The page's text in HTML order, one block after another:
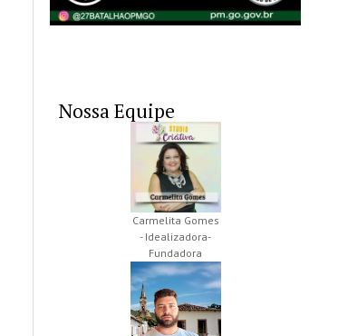
Nossa Equipe
Carmelita Gomes
- Idealizadora-
Fundadora